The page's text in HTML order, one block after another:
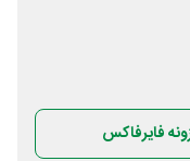
فایرفاکس